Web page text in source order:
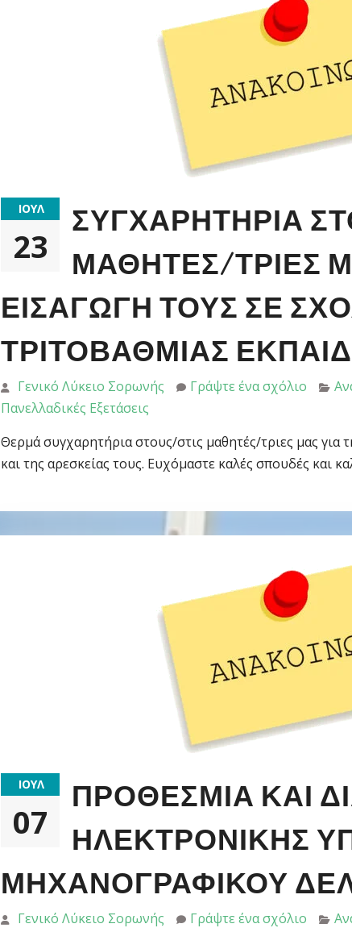
ΙΟΎΛ
23
ΣΥΓΧΑΡΗΤΉΡΙΑ
ΜΑΘΗΤΈΣ/ΤΡΙΕΣ
ΕΙΣΑΓΩΓΉ ΤΟΥΣ ΣΕ
ΤΡΙΤΟΒΆΘΜΙΑΣ
Γενικό Λύκειο Σορωνής Γράψτε ένα σχόλιο
Πανελλαδικές Εξετάσεις
Θερμά συγχαρητήρια στους/στις μαθητές/τριες μας για
και της αρεσκείας τους. Ευχόμαστε καλές σπουδές και
ΙΟΎΛ
07
ΠΡΟΘΕΣΜΊΑ ΚΑΙ
ΗΛΕΚΤΡΟΝΙΚΉΣ
ΜΗΧΑΝΟΓΡΑΦΙΚΟΎ
Γενικό Λύκειο Σορωνής Γράψτε ένα σχόλιο